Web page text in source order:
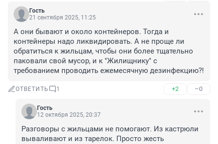
Гость
21 сентября 2025, 11:25
А они бывают и около контейнеров. Тогда и
контейнеры надо ликвидировать. А не проще ли
обратиться к жильцам, чтобы они более тщательно
паковали свой мусор, и к "Жилищнику" с
требованием проводить ежемесячную дезинфекцию?!
ОТВЕТИТЬ 1 +2 –0
Гость
12 октября 2025, 20:37
Разговоры с жильцами не помогают. Из кастрюли
вываливают и из тарелок. Просто жесть